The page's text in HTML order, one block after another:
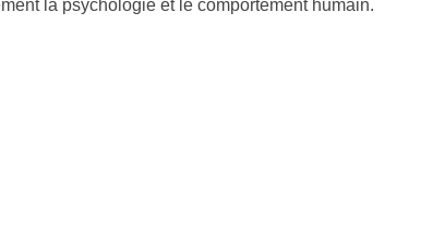
la psychologie et le comportement humain.